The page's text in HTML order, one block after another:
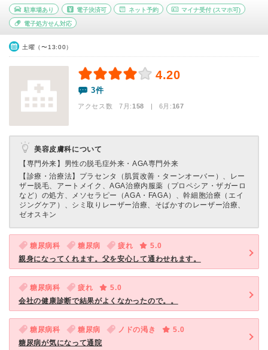
駐車場あり 電子決済可 ネット予約 マイナ受付 (スマホ可)
電子処方せん対応
土曜（〜13:00）
4.20
3件
アクセス数 7月:158 | 6月:167
美容皮膚科について
【専門外来】 男性の脱毛症外来・AGA専門外来
【診療・治療法】 プラセンタ（肌質改善・ターンオーバー）、レー
ザー脱毛、アートメイク、AGA治療内服薬（プロペシア・ザガーロ
など）の処方、メソセラピー（AGA・FAGA）、幹細胞治療（エイ
ジングケア）、シミ取りレーザー治療、そばかすのレーザー治療、
ゼオスキン
糖尿病科 糖尿病 疲れ
5.0
親身になってくれます。父を安心して通わせれます。
糖尿病科 疲れ
5.0
会社の健康診断で結果がよくなかったので。。
糖尿病科 糖尿病 ノドの渇き
5.0
糖尿病が気になって通院